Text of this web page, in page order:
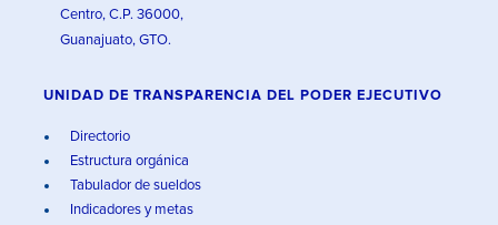
Centro, C.P. 36000,
Guanajuato, GTO.
UNIDAD DE TRANSPARENCIA DEL PODER EJECUTIVO
Directorio
Estructura orgánica
Tabulador de sueldos
Indicadores y metas